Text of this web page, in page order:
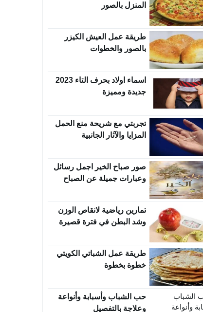
المنزل بالصور
طريقة عمل العيش الكيزر
بالصور والخطوات
اسماء اولاد بحرف التاء 2023
جديدة ومميزة
تجربتي مع شريحة منع الحمل
المزايا والآثار الجانبية
صور صباح الخير اجمل رسائل
وعبارات جميلة عن الصباح
تمارين رياضية لانقاص الوزن
وشد البطن في فترة قصيرة
طريقة عمل الشباتي الكويتي
خطوة بخطوة
حب الشباب وأسبابة وأنواعة
وعلاجة بالتفصيل